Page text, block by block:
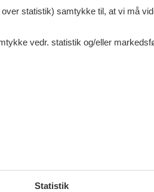
statistik) samtykke til, at vi må
vedr. statistik og/eller
Statistik